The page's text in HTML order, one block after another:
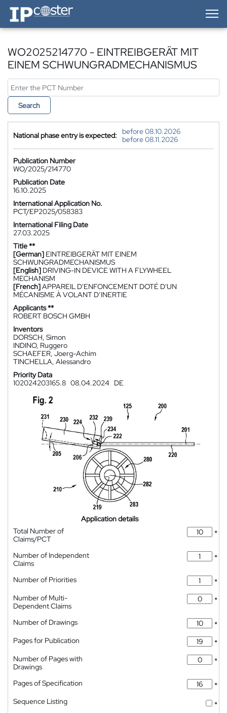
IP-Coster — Home
WO2025214770 - EINTREIBGERÄT MIT
EINEM SCHWUNGRADMECHANISMUS
Search
National phase entry is expected:
before 08.10.2026
before 08.11.2026
Publication Number
WO/2025/214770
Publication Date
16.10.2025
International Application No.
PCT/EP2025/058383
International Filing Date
27.03.2025
Title **
[German] EINTREIBGERÄT MIT EINEM
SCHWUNGRADMECHANISMUS
[English] DRIVING-IN DEVICE WITH A FLYWHEEL
MECHANISM
[French]APPAREIL D'ENFONCEMENT DOTÉ D'UN
MÉCANISME À VOLANT D’INERTIE
Applicants **
ROBERT BOSCH GMBH
Inventors
DORSCH, Simon
INDINO, Ruggero
SCHAEFER, Joerg-Achim
TINCHELLA, Alessandro
Priority Data
102024203165.8 08.04.2024 DE
Application details
Total Number of
Claims/PCT
*
Number of Independent
Claims
*
Number of Priorities
*
Number of Multi-
Dependent Claims
*
Number of Drawings
*
Pages for Publication
*
Number of Pages with
Drawings
*
Pages of Specification
*
Sequence Listing
*